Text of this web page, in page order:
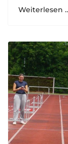
Weiterlesen